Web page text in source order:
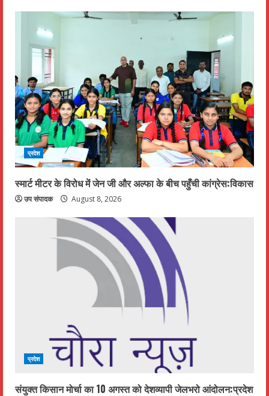
प्रदेश
स्मार्ट मीटर के विरोध में जेन जी और अल्फा के बीच पहुँची कांग्रेस:विकास
उप संपादक August 8, 2026
प्रदेश
संयुक्त किसान मोर्चा का 10 अगस्त को देशव्यापी जेलभरो आंदोलन:प्रदेश